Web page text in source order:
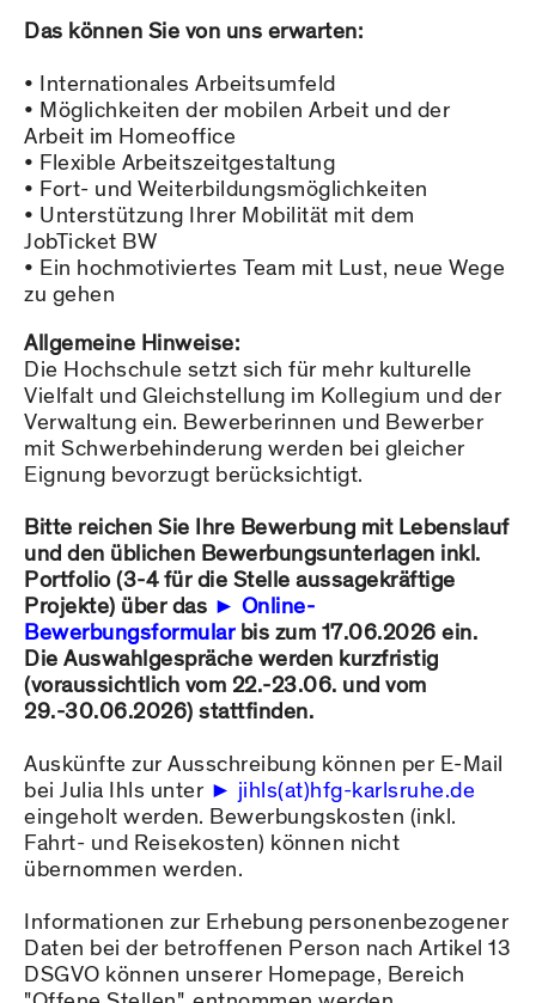
Das können Sie von uns erwarten:
Internationales Arbeitsumfeld
Möglichkeiten der mobilen Arbeit und der
Arbeit im Homeoffice
Flexible Arbeitszeitgestaltung
Fort- und Weiterbildungsmöglichkeiten
Unterstützung Ihrer Mobilität mit dem
JobTicket BW
Ein hochmotiviertes Team mit Lust, neue Wege
zu gehen
Allgemeine Hinweise:
Die Hochschule setzt sich für mehr kulturelle
Vielfalt und Gleichstellung im Kollegium und der
Verwaltung ein. Bewerberinnen und Bewerber
mit Schwerbehinderung werden bei gleicher
Eignung bevorzugt berücksichtigt.
Bitte reichen Sie Ihre Bewerbung mit Lebenslauf
und den üblichen Bewerbungsunterlagen inkl.
Portfolio (3-4 für die Stelle aussagekräftige
Projekte) über das
Online-
Bewerbungsformularbis zum 17.06.2026 ein.
Die Auswahlgespräche werden kurzfristig
(voraussichtlich vom 22.-23.06. und vom
29.-30.06.2026) stattfinden.
Auskünfte zur Ausschreibung können per E-Mail
bei Julia Ihls unter
jihls(at)hfg-karlsruhe.de
eingeholt werden. Bewerbungskosten (inkl.
Fahrt- und Reisekosten) können nicht
übernommen werden.
Informationen zur Erhebung personenbezogener
Daten bei der betroffenen Person nach Artikel 13
DSGVO können unserer Homepage, Bereich